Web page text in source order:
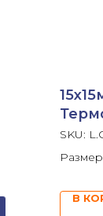
SKU:
Размер
В